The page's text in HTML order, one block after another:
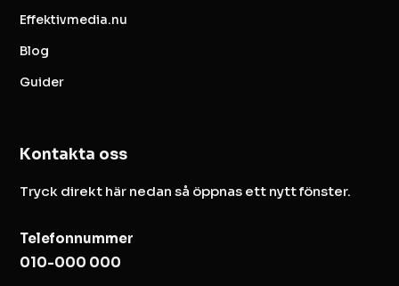
Effektivmedia.nu
Blog
Guider
Kontakta oss
Tryck direkt här nedan så öppnas ett nytt fönster.
Telefonnummer
010-000 000